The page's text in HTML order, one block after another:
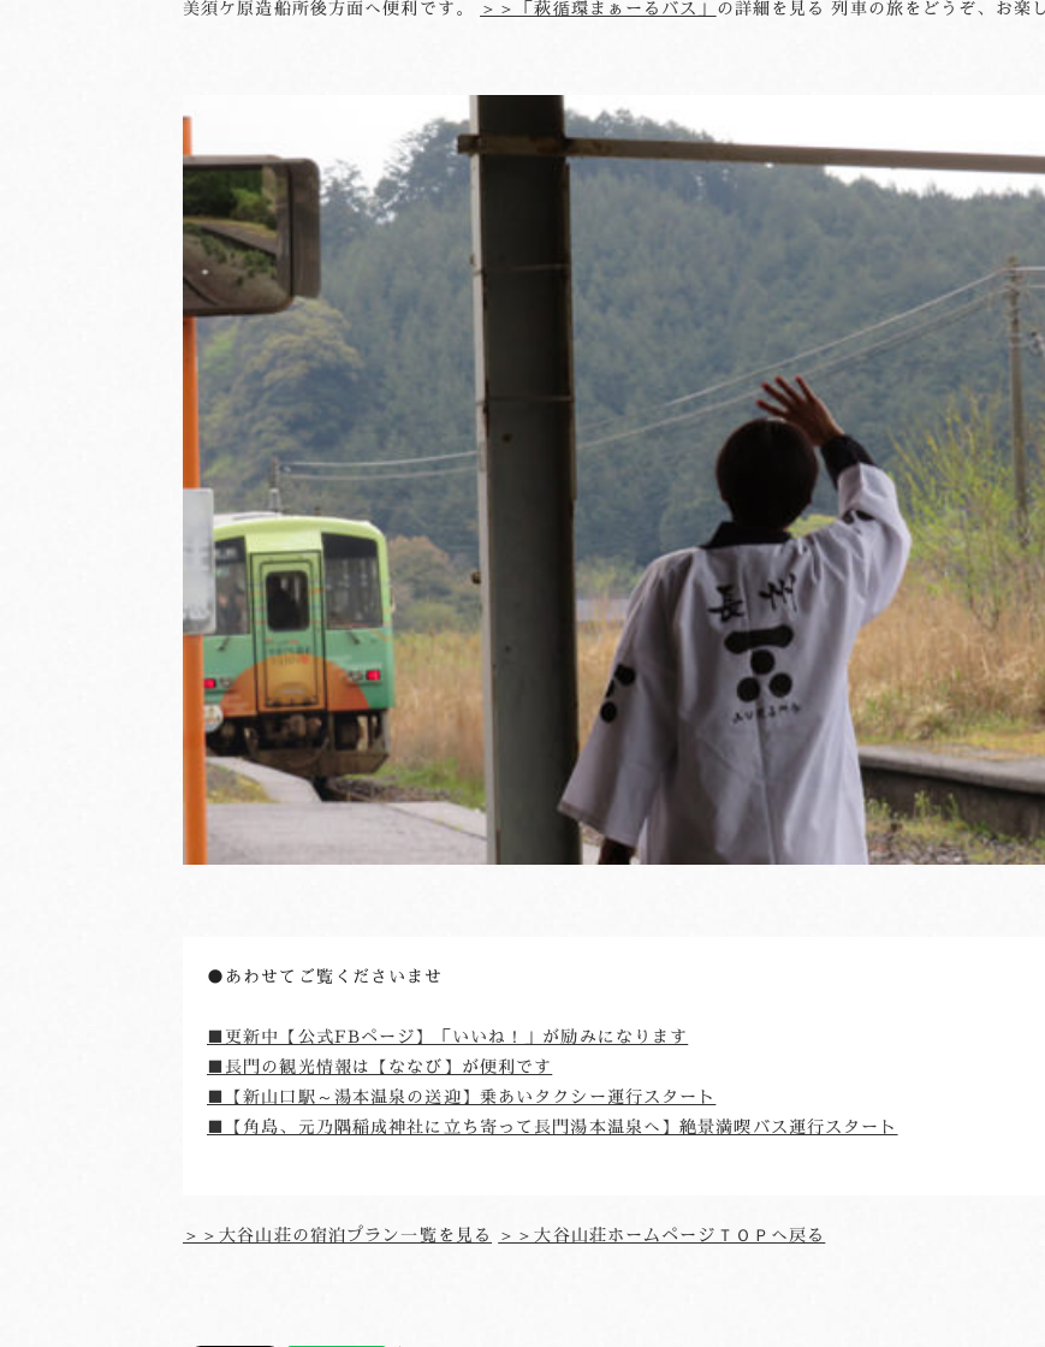
美須ケ原造船所後方面へ便利です。
＞＞「萩循環まぁーるバス」 の詳細を見る 列車の旅をどうぞ、お楽
●あわせてご覧くださいませ
■更新中【公式FBページ】「いいね！」が励みになります
■長門の観光情報は【ななび】が便利です
■【新山口駅～湯本温泉の送迎】乗あいタクシー運行スタート
■【角島、元乃隅稲成神社に立ち寄って長門湯本温泉へ】絶景満喫バス運行スタート
＞＞大谷山荘の宿泊プラン一覧を見る ＞＞大谷山荘ホームページＴＯＰへ戻る